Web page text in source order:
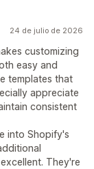
24 de julio de 2026
customizing
easy and
templates that
appreciate
consistent
into Shopify's
They're